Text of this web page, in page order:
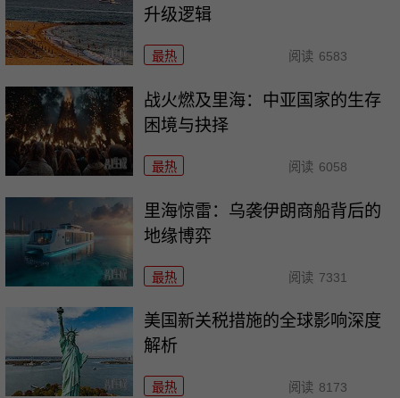
升级逻辑
最热 阅读 6583
战火燃及里海：中亚国家的生存
困境与抉择
最热 阅读 6058
里海惊雷：乌袭伊朗商船背后的
地缘博弈
最热 阅读 7331
美国新关税措施的全球影响深度
解析
最热 阅读 8173